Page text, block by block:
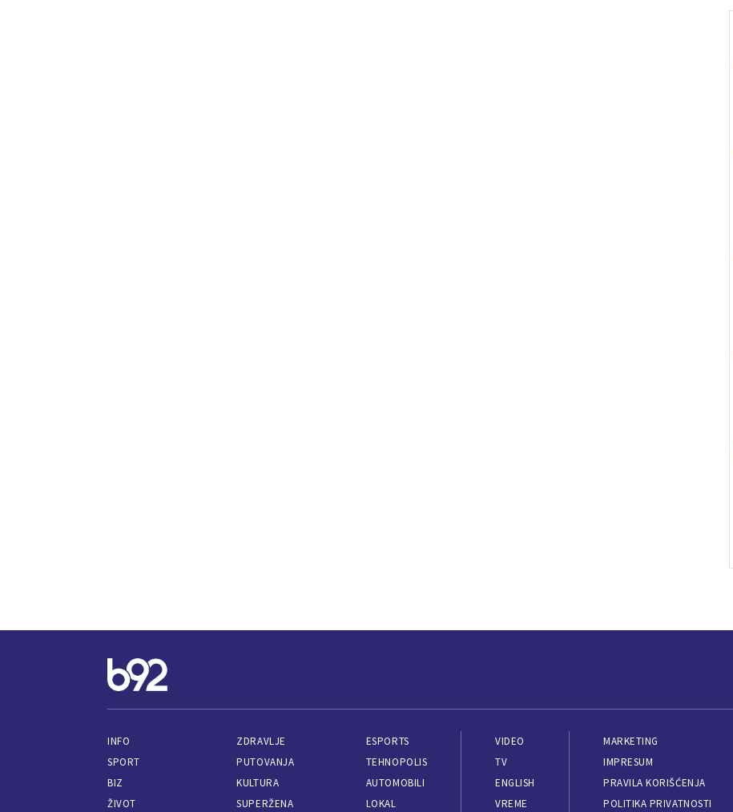
INFO
SPORT
BIZ
ŽIVOT
ZDRAVLJE
PUTOVANJA
KULTURA
SUPERŽENA
ESPORTS
TEHNOPOLIS
AUTOMOBILI
LOKAL
VIDEO
TV
ENGLISH
VREME
MARKETING
IMPRESUM
PRAVILA KORIŠĆENJA
POLITIKA PRIVATNOSTI